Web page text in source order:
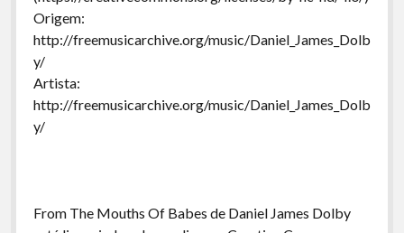
Origem:
http://freemusicarchive.org/music/Daniel_James_Dolb
y/
Artista:
http://freemusicarchive.org/music/Daniel_James_Dolb
y/
From The Mouths Of Babes de Daniel James Dolby